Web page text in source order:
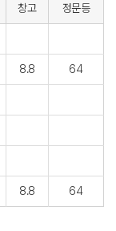
창고 정문등
8.8 64
8.8 64